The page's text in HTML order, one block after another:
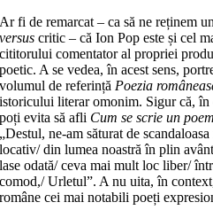
Ar fi de remarcat – ca să ne reținem
versus critic – că Ion Pop este și cel
cititorului comentator al propriei
poetic. A se vedea, în acest sens,
volumul de referință Poezia
istoricului literar omonim. Sigur că, în
poți evita să afli Cum se scrie un poem
„Destul, ne-am săturat de
locativ/ din lumea noastră în plin
lase odată/ ceva mai mult loc liber/
comod,/ Urletul”. A nu uita, în
române cei mai notabili poeți